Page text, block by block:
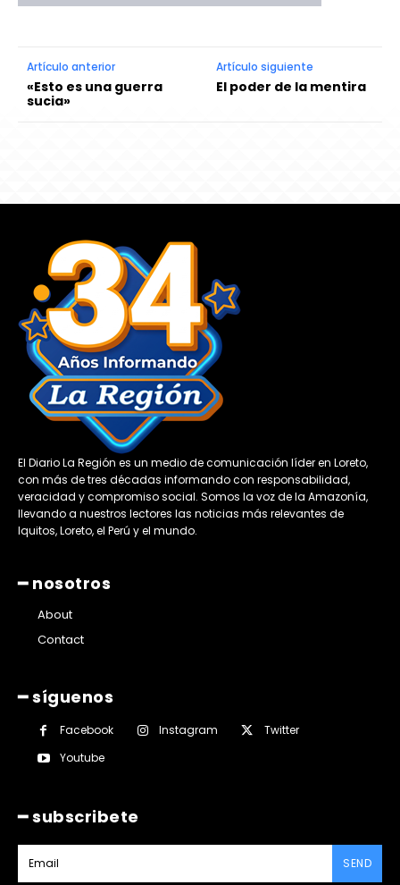
Artículo anterior
«Esto es una guerra
sucia»
Artículo siguiente
El poder de la mentira
El Diario La Región es un medio de comunicación líder en Loreto,
con más de tres décadas informando con responsabilidad,
veracidad y compromiso social. Somos la voz de la Amazonía,
llevando a nuestros lectores las noticias más relevantes de
Iquitos, Loreto, el Perú y el mundo.
━ nosotros
About
Contact
━ síguenos
Facebook Instagram
Twitter
Youtube
━ subscribete
SEND